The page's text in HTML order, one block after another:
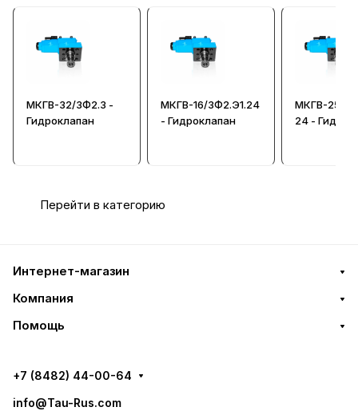
МКГВ-32/3Ф2.3 -
Гидроклапан
МКГВ-16/3Ф2.Э1.24
- Гидроклапан
МКГВ-25/
24 -
Перейти в категорию
Интернет-магазин
Компания
Помощь
+7 (8482) 44-00-64
info@Tau-Rus.com